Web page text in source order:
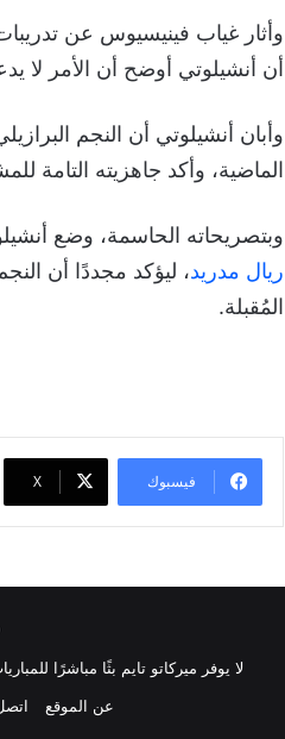
أن أنشيلوتي أوضح أن الأمر لا
وأبان أنشيلوتي أن النجم
الماضية، وأكد جاهزيته التامة
وبتصريحاته الحاسمة، وضع
ريال مدريد، ليؤكد مجددًا أن
المُقبلة.
فيسبوك ‫X
لا يوفر ميركاتو تايم بثًا مباشرًا
عن الموقع